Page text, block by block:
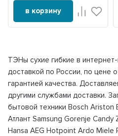
в корзину
ТЭНы сухие гибкие в
доставкой по России, по цене
гарантией качества.
другими службами доставки.
бытовой техники Bosch Ariston
Атлант Samsung Gorenje Candy
Hansa AEG Hotpoint Ardo Miele